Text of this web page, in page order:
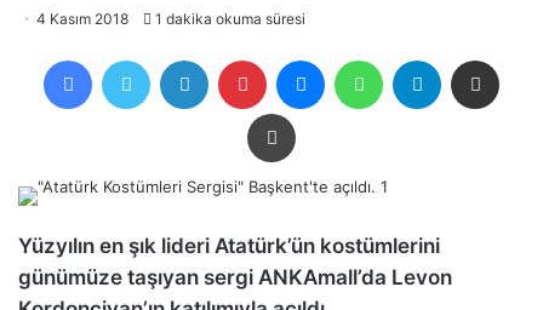
4 Kasım 2018 1 dakika okuma süresi
FacebookTwitter LinkedIn Pinterest MessengerWhatsAppTelegram
Yazdır
Yüzyılın en şık lideri Atatürk’ün kostümlerini
günümüze taşıyan sergi ANKAmall’da Levon